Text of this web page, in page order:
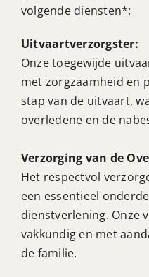
volgende diensten*:
Uitvaartverzorgster:
Onze toegewijde
met zorgzaamheid en
stap van de uitvaart,
overledene en de
Verzorging van de
Het respectvol
een essentieel
dienstverlening. Onze
vakkundig en met
de familie.